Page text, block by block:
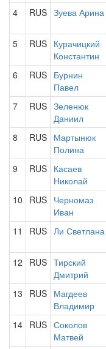
4 RUS Зуева Арина
5 RUS Курачицкий
Константин
6 RUS Бурнин
Павел
7 RUS Зеленюк
Даниил
8 RUS Мартынюк
Полина
9 RUS Касаев
Николай
10 RUS Черномаз
Иван
11 RUS Ли Светлана
12 RUS Тирский
Дмитрий
13 RUS Магдеев
Владимир
14 RUS Соколов
Матвей